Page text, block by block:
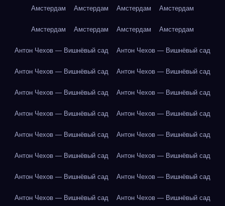
Амстердам Амстердам Амстердам Амстердам
Амстердам Амстердам Амстердам Амстердам
Антон Чехов — Вишнёвый сад Антон Чехов — Вишнёвый сад
Антон Чехов — Вишнёвый сад Антон Чехов — Вишнёвый сад
Антон Чехов — Вишнёвый сад Антон Чехов — Вишнёвый сад
Антон Чехов — Вишнёвый сад Антон Чехов — Вишнёвый сад
Антон Чехов — Вишнёвый сад Антон Чехов — Вишнёвый сад
Антон Чехов — Вишнёвый сад Антон Чехов — Вишнёвый сад
Антон Чехов — Вишнёвый сад Антон Чехов — Вишнёвый сад
Антон Чехов — Вишнёвый сад Антон Чехов — Вишнёвый сад